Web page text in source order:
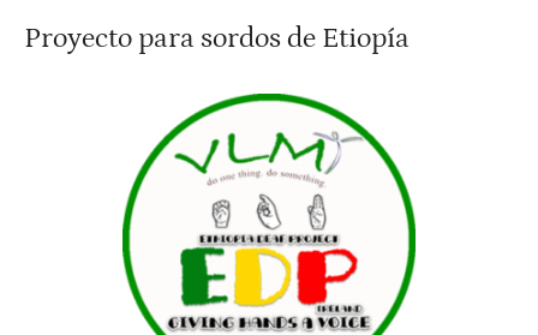
Proyecto para sordos de Etiopía